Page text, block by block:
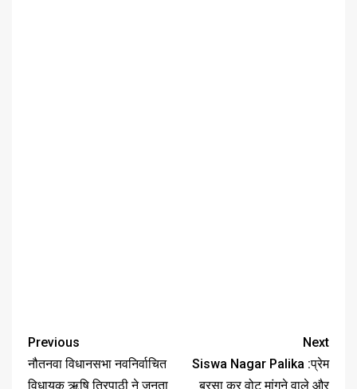
Previous
नौतनवा विधानसभा नवनिर्वाचित
विधायक ऋषि त्रिपाठी ने जनता
Next
Siswa Nagar Palika :प्रेम
बरसा कर वोट मांगने वाले और